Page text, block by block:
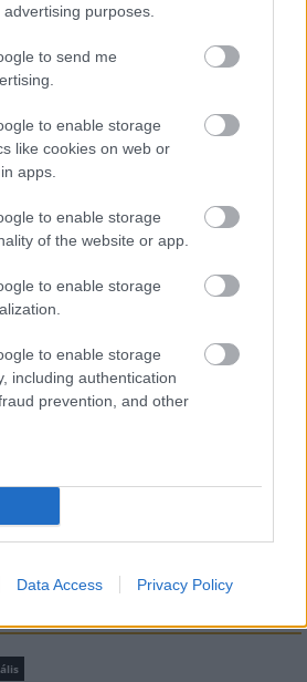
purposes.
to send me
to enable storage
like cookies on web or
apps.
to enable storage
of the website or app.
to enable storage
to enable storage
including authentication
prevention, and other
Data Access Privacy Policy
II.: Mit jelent az 5. blokk új
a felülvizsgálat
FELIRATKOZÁS